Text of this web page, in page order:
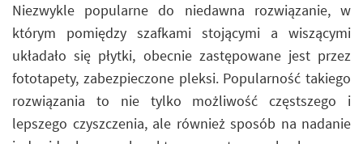
Niezwykle popularne do niedawna rozwiązanie, w
którym pomiędzy szafkami stojącymi a wiszącymi
układało się płytki, obecnie zastępowane jest przez
fototapety, zabezpieczone pleksi. Popularność takiego
rozwiązania to nie tylko możliwość częstszego i
lepszego czyszczenia, ale również sposób na nadanie